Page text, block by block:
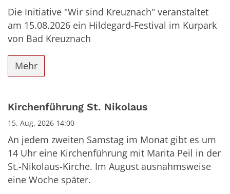
Die Initiative "Wir sind Kreuznach" veranstaltet
am 15.08.2026 ein Hildegard-Festival im Kurpark
von Bad Kreuznach
Mehr
Kirchenführung St. Nikolaus
15. Aug. 2026 14:00
An jedem zweiten Samstag im Monat gibt es um
14 Uhr eine Kirchenführung mit Marita Peil in der
St.-Nikolaus-Kirche. Im August ausnahmsweise
eine Woche später.